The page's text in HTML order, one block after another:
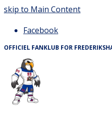
skip to Main Content
Facebook
OFFICIEL FANKLUB FOR